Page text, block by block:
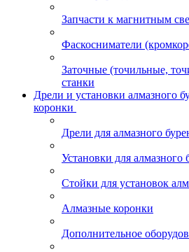
Запчасти к магнитным
Фаскосниматели
Заточные (точильные,
станки
Дрели и установки алмазного
коронки
Дрели для алмазного
Установки для алмазного
Стойки для установок
Алмазные коронки
Дополнительное